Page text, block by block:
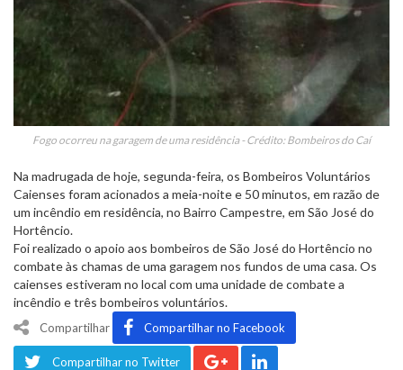
Fogo ocorreu na garagem de uma residência - Crédito: Bombeiros do Caí
Na madrugada de hoje, segunda-feira, os Bombeiros Voluntários
Caienses foram acionados a meia-noite e 50 minutos, em razão de
um incêndio em residência, no Bairro Campestre, em São José do
Hortêncio.
Foi realizado o apoio aos bombeiros de São José do Hortêncio no
combate às chamas de uma garagem nos fundos de uma casa. Os
caienses estiveram no local com uma unidade de combate a
incêndio e três bombeiros voluntários.
Compartilhar Compartilhar no Facebook
Compartilhar no Twitter